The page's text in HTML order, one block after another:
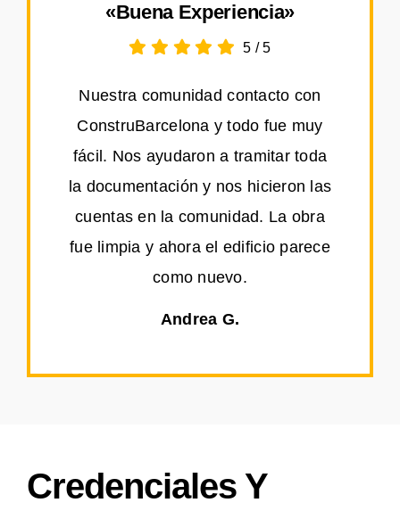
«Buena Experiencia»
5 /5
Nuestra comunidad contacto con
ConstruBarcelona y todo fue muy
fácil. Nos ayudaron a tramitar toda
la documentación y nos hicieron las
cuentas en la comunidad. La obra
fue limpia y ahora el edificio parece
como nuevo.
Andrea G.
Credenciales Y